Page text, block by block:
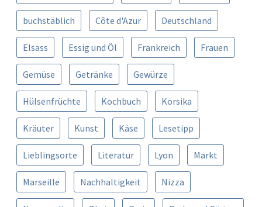
buchstäblich Côte d'Azur Deutschland
Elsass Essig und Öl Frankreich Frauen
Gemüse Getränke Gewürze
Hülsenfrüchte Kochbuch Korsika
Kräuter Kunst Käse Lesetipp
Lieblingsorte Literatur Lyon Markt
Marseille Nachhaltigkeit Nizza